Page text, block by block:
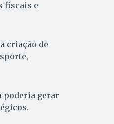
fiscais e
criação de
poderia gerar